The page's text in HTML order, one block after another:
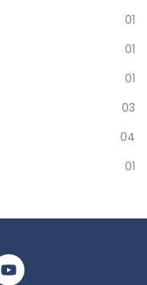
01
01
01
03
04
01